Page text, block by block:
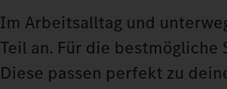
Im Arbeitsalltag und
Teil an. Für die bestmögliche
Diese passen perfekt zu